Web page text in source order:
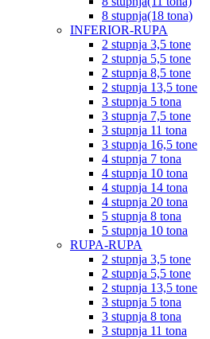
8 stupnja(18 tona)
INFERIOR-RUPA
2 stupnja 3,5 tone
2 stupnja 5,5 tone
2 stupnja 8,5 tone
2 stupnja 13,5 tone
3 stupnja 5 tona
3 stupnja 7,5 tone
3 stupnja 11 tona
3 stupnja 16,5 tone
4 stupnja 7 tona
4 stupnja 10 tona
4 stupnja 14 tona
4 stupnja 20 tona
5 stupnja 8 tona
5 stupnja 10 tona
RUPA-RUPA
2 stupnja 3,5 tone
2 stupnja 5,5 tone
2 stupnja 13,5 tone
3 stupnja 5 tona
3 stupnja 8 tona
3 stupnja 11 tona